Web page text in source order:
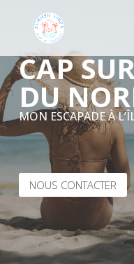
CAP
DU
MON ESCAPADE À
NOUS CONTACTER